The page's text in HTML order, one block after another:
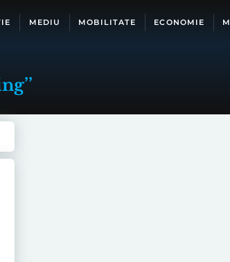
MEDIU MOBILITATE ECONOMIE